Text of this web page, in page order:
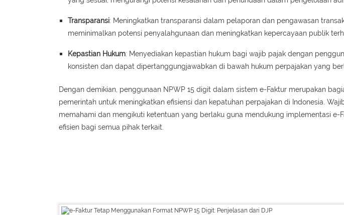
Transparansi: Meningkatkan transparansi dalam pelaporan dan pengawasan
meminimalkan potensi penyalahgunaan dan meningkatkan kepercayaan publik
Kepastian Hukum: Menyediakan kepastian hukum bagi wajib pajak dengan
konsisten dan dapat dipertanggungjawabkan di bawah hukum perpajakan yang
Dengan demikian, penggunaan NPWP 15 digit dalam sistem e-Faktur merupakan
pemerintah untuk meningkatkan efisiensi dan kepatuhan perpajakan di Indonesia.
memahami dan mengikuti ketentuan yang berlaku guna mendukung implementasi e-
efisien bagi semua pihak terkait.